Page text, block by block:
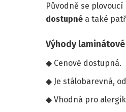
Původně se
dostupné a také
Výhody
Cenově dostupná.
Je stálobarevná,
Vhodná pro